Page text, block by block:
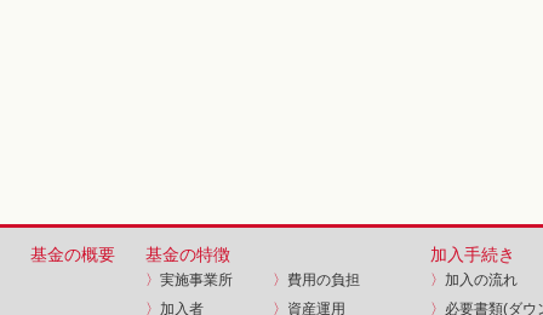
基金の概要 基金の特徴
〉 実施事業所 〉 費用の負担
〉 加入者 〉 資産運用
加入手続き
〉 加入の流れ
〉 必要書類(ダウ